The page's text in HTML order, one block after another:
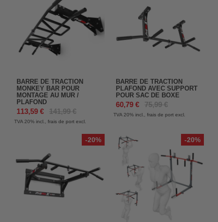
BARRE DE TRACTION
MONKEY BAR POUR
MONTAGE AU MUR /
PLAFOND
113,59 € 141,99 €
TVA 20% incl., frais de port excl.
BARRE DE TRACTION
PLAFOND AVEC SUPPORT
POUR SAC DE BOXE
60,79 € 75,99 €
TVA 20% incl., frais de port excl.
-20% -20%